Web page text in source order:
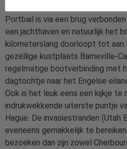
Portbail is via een brug
een jachthaven en natuurlijk het
kilometerslang doorloopt tot aan
gezellige kustplaats Barneville-
regelmatige bootverbinding met
dagtochtje naar het Engelse
Ook is het leuk eens een kijkje te
indrukwekkende uiterste puntje
Hague. De invasiestranden (Utah
eveneens gemakkelijk te
bezoeken dan zijn zowel